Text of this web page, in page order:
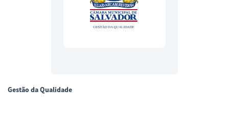
Gestão da Qualidade